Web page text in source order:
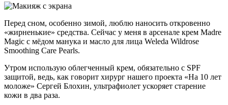
Перед сном, особенно зимой, люблю наносить откровенно
«жирненькие» средства. Сейчас у меня в арсенале крем Madre
Magic с мёдом манука и масло для лица Weleda Wildrose
Smoothing Care Pearls.
Утром использую облегченный крем, обязательно с SPF
защитой, ведь, как говорит хирург нашего проекта «На 10 лет
моложе» Сергей Блохин, ультрафиолет ускоряет старение
кожи в два раза.